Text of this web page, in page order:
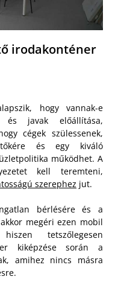
irodakonténer
hogy vannak-e
és javak előállítása,
cégek szülessenek,
és egy kiváló
működhet. A
kell teremteni,
szerephez jut.
bérlésére és a
megéri ezen mobil
tetszőlegesen
kiképzése során a
amihez nincs másra